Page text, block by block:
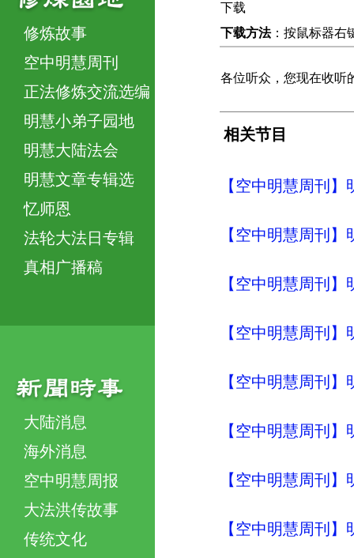
修炼故事
空中明慧周刊
正法修炼交流选编
明慧小弟子园地
明慧大陆法会
明慧文章专辑选
忆师恩
法轮大法日专辑
真相广播稿
大陆消息
海外消息
空中明慧周报
大法洪传故事
传统文化
下载
下载方法：按鼠标器右
各位听众，您现在收听
相关节目
【空中明慧周刊
【空中明慧周刊
【空中明慧周刊
【空中明慧周刊
【空中明慧周刊
【空中明慧周刊
【空中明慧周刊
【空中明慧周刊